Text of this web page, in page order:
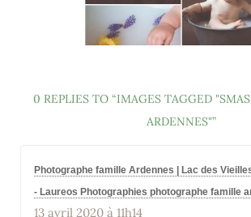
0 REPLIES TO “IMAGES TAGGED
ARDENNES"”
Photographe famille Ardennes | Lac des
- Laureos Photographies photographe famille
13 avril 2020 à 11h14